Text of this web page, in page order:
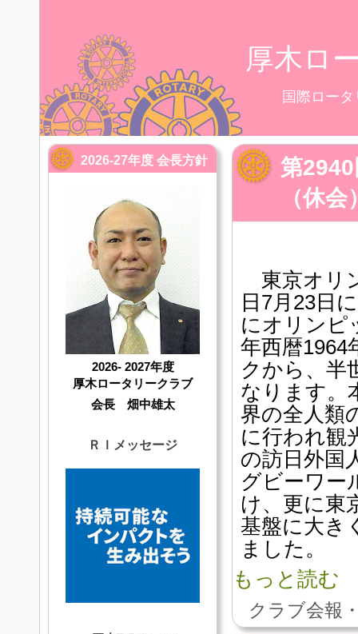
厚木ロ
国際ロー
第
（休会
東京オリ
日7月23日
にオリンピ
年西暦1964
クから、半
なります。
界の全人類
に行われ観
の訪日外国
グビーワー
け、更に東
基盤に大き
ました。
もっと読む
クラブ会報
2026-27年度 会長方針
2026- 2027年度
厚木ロータリークラブ
会長 畑中雄太
ＲＩメッセージ